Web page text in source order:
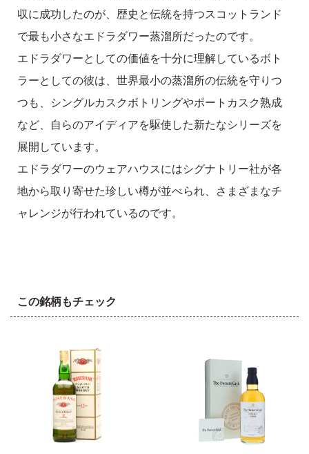
収に成功したのが、歴史と伝統を持つスコットランド
で最も小さなエドラダワー蒸溜所だったのです。
エドラダワーとしての価値を十分に理解しているボト
ラーとしての彼は、世界最小の蒸溜所の伝統を守りつ
つも、シングルカスクボトリングやポートカスク熟成
など、自らのアイディアを駆使した新たなシリーズを
展開しています。
エドラダワーのウェアハウスにはシグナトリー社が各
地から取り寄せた珍しい樽が並べられ、さまざまなチ
ャレンジが行われているのです。
この銘柄もチェック